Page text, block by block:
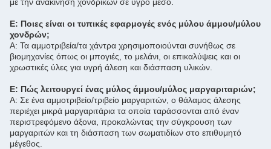
Ε: Ποιες είναι οι τυπικές εφαρμογές ενός μύλου άμμου/μύλου
χονδρών;
Α: Τα αμμοτριβεία/τα χάντρα χρησιμοποιούνται συνήθως σε
βιομηχανίες όπως οι μπογιές, το μελάνι, οι επικαλύψεις και οι
χρωστικές ύλες για υγρή άλεση και διάσπαση υλικών.
Ε: Πώς λειτουργεί ένας μύλος άμμου/μύλος μαργαριταριών;
Α: Σε ένα αμμοτριβείο/τριβείο μαργαριτών, ο θάλαμος άλεσης
περιέχει μικρά μαργαριτάρια τα οποία ταράσσονται από έναν
περιστρεφόμενο άξονα, προκαλώντας την σύγκρουση των
μαργαριτών και τη διάσπαση των σωματιδίων στο επιθυμητό
μέγεθος.